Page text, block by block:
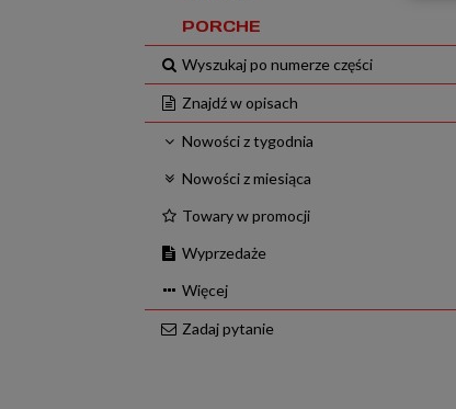
PORCHE
Wyszukaj po numerze części
Znajdź w opisach
Nowości z tygodnia
Nowości z miesiąca
Towary w promocji
Wyprzedaże
Więcej
Zadaj pytanie